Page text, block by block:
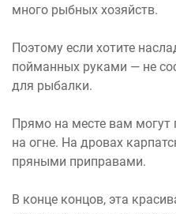
много рыбных хозяйств.
Поэтому если хотите
пойманных руками — не
для рыбалки.
Прямо на месте вам могут
на огне. На дровах
пряными приправами.
В конце концов, эта